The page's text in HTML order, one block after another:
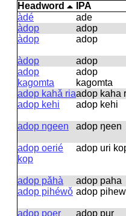
Headword
IPA
àdé
ade
àdop
adop
àdop
adop
àdop
adop
adop
kagomta
adop
kagomta
adop kahǎ riaadop kaha
adop kehi
adop kehi
adop ngeen
adop ŋeen
adop oerié
kop
adop uri
adop pǎhà
adop paha
adop pihéwǒ adop
adop poer
adop pur